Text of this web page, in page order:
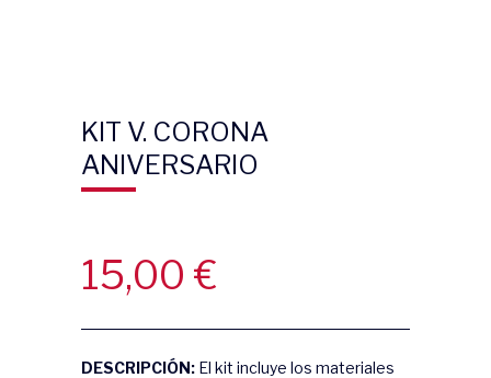
KIT V. CORONA
ANIVERSARIO
15,00 €
DESCRIPCIÓN: El kit incluye los materiales